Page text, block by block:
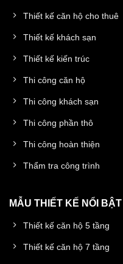
Thiết kế căn hộ cho thuê
Thiết kế khách sạn
Thiết kế kiến trúc
Thi công căn hộ
Thi công khách sạn
Thi công phần thô
Thi công hoàn thiện
Thẩm tra công trình
MẪU THIẾT KẾ NỔI BẬT
Thiết kế căn hộ 5 tầng
Thiết kế căn hộ 7 tầng